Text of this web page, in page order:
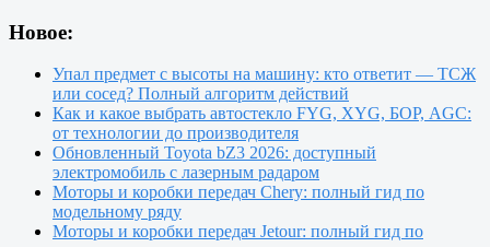
Новое:
Упал предмет с высоты на машину: кто ответит — ТСЖ
или сосед? Полный алгоритм действий
Как и какое выбрать автостекло FYG, XYG, БОР, AGC:
от технологии до производителя
Обновленный Toyota bZ3 2026: доступный
электромобиль с лазерным радаром
Моторы и коробки передач Chery: полный гид по
модельному ряду
Моторы и коробки передач Jetour: полный гид по